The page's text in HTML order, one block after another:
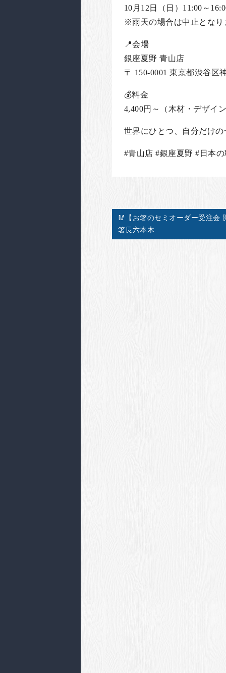
10月12日（日）11:00～
※雨天の場合は中止となり
📍会場
銀座夏野 青山店
〒 150-0001 東京都渋谷区
💰料金
4,400円～（木材・デザイ
世界にひとつ、自分だけ
#青山店 #銀座夏野 #日本
🥢【お箸のセミオーダー受注会
箸長六本木